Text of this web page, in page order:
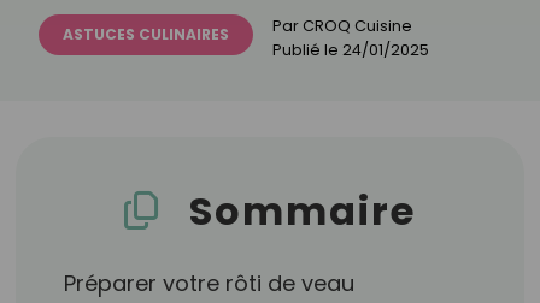
ASTUCES CULINAIRES Par CROQ Cuisine
Publié le 24/01/2025
Sommaire
Préparer votre rôti de veau